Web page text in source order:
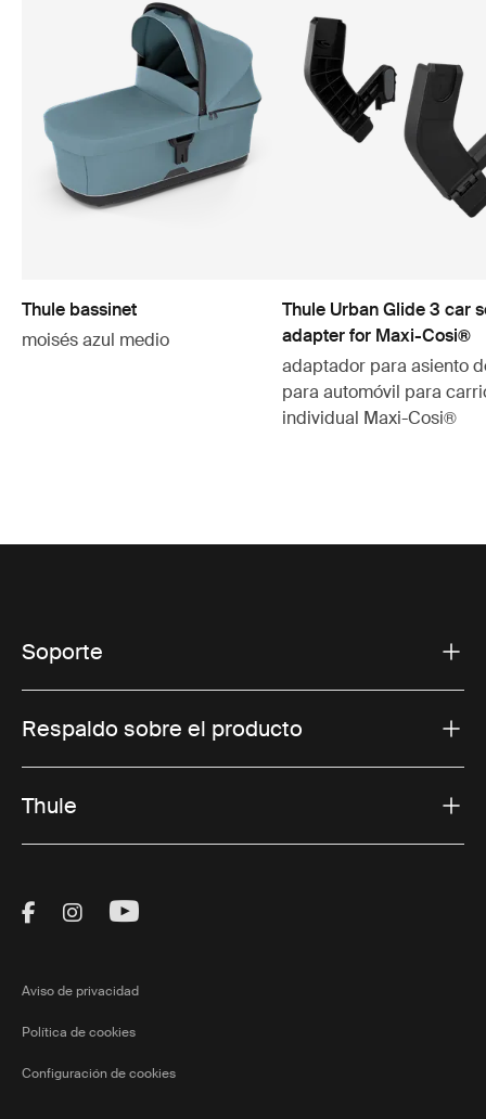
Thule bassinet
moisés azul medio
Thule Urban Glide 3 car
adapter for Maxi-Cosi®
adaptador para asiento
para automóvil para
individual Maxi-Cosi®
Soporte
Respaldo sobre el producto
Thule
Visit Thule on Facebook (external link)
Visit Thule on Instagram (external link)
Visit Thule on Youtube (external
Aviso de privacidad
Política de cookies
Configuración de cookies